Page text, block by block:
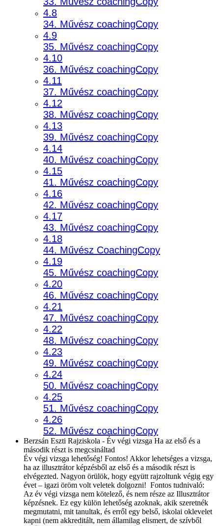
4.8
34. Művész coachingCopy
4.9
35. Művész coachingCopy
4.10
36. Művész coachingCopy
4.11
37. Művész coachingCopy
4.12
38. Művész coachingCopy
4.13
39. Művész coachingCopy
4.14
40. Művész coachingCopy
4.15
41. Művész coachingCopy
4.16
42. Művész coachingCopy
4.17
43. Művész coachingCopy
4.18
44. Művész CoachingCopy
4.19
45. Művész coachingCopy
4.20
46. Művész coachingCopy
4.21
47. Művész coachingCopy
4.22
48. Művész coachingCopy
4.23
49. Művész coachingCopy
4.24
50. Művész coachingCopy
4.25
51. Művész coachingCopy
4.26
52. Művész coachingCopy
Berzsán Eszti Rajziskola - Év végi vizsga Ha az első és a
második részt is megcsináltad
Év végi vizsga lehetőség! Fontos! Akkor lehetséges a vizsga,
ha az illusztrátor képzésből az első és a második részt is
elvégezted. Nagyon örülök, hogy együtt rajzoltunk végig egy
évet – igazi öröm volt veletek dolgozni! Fontos tudnivaló:
Az év végi vizsga nem kötelező, és nem része az Illusztrátor
képzésnek. Ez egy külön lehetőség azoknak, akik szeretnék
megmutatni, mit tanultak, és erről egy belső, iskolai oklevelet
kapni (nem akkreditált, nem államilag elismert, de szívből